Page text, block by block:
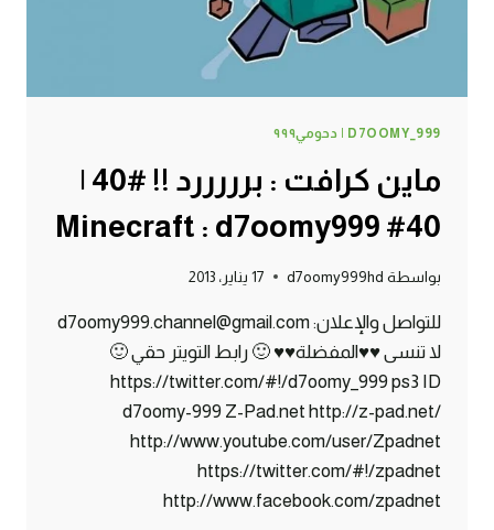
D7OOMY_999 | دحومي٩٩٩
ماين كرافت : برررررد !! #40 |
40# Minecraft : d7oomy999
بواسطة d7oomy999hd 17 يناير، 2013
للتواصل والإعلان: d7oomy999.channel@gmail.com
لا تنسى ♥♥المفضلة♥♥ 🙂 رابط التويتر حقي 🙂
https://twitter.com/#!/d7oomy_999 ps3 ID
d7oomy-999 Z-Pad.net http://z-pad.net/
http://www.youtube.com/user/Zpadnet
https://twitter.com/#!/zpadnet
http://www.facebook.com/zpadnet